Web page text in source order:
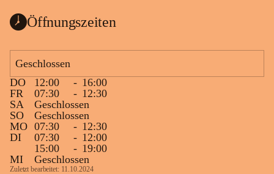
Öffnungszeiten
Geschlossen
DO
12:00 - 16:00
FR
07:30 - 12:30
SA
Geschlossen
SO
Geschlossen
MO 07:30 - 12:30
DI
07:30 - 12:00
15:00
- 19:00
MI
Geschlossen
Zuletzt bearbeitet: 11.10.2024